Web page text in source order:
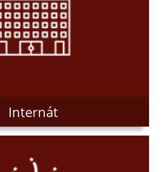
Internát